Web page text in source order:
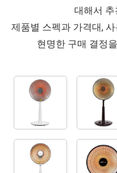
대해서 추
제품별 스펙과 가격대,
현명한 구매 결정